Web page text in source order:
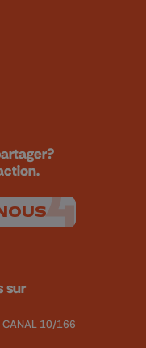
sur
CANAL 10/166